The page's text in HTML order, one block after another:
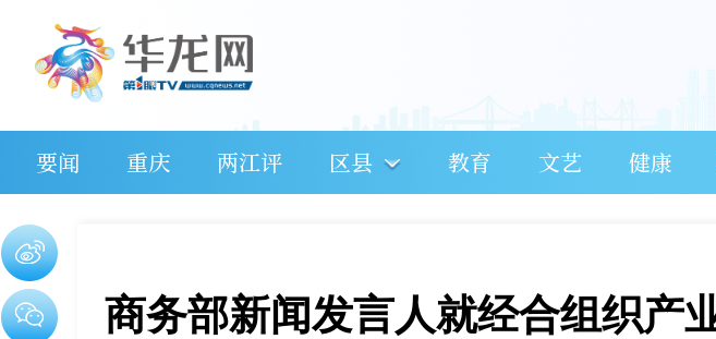
要闻 重庆 两江评 区县 教育 文艺 健康
商务部新闻发言人就经合组织产